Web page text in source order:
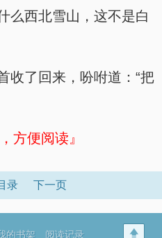
么西北雪山，这不是白
收了回来，吩咐道：“把
方便阅读』
录 下一页
的书架 阅读记录